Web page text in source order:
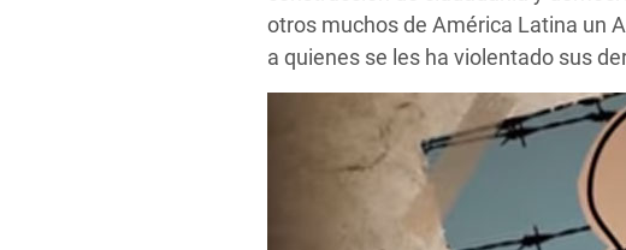
otros muchos de América Latina un
a quienes se les ha violentado sus